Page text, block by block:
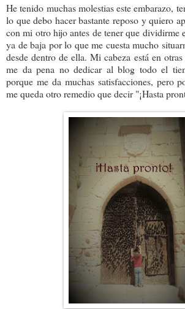
He tenido muchas molestias este embarazo,
lo que debo hacer bastante reposo y quiero
con mi otro hijo antes de tener que dividirme
ya de baja por lo que me cuesta mucho
desde dentro de ella. Mi cabeza está en
me da pena no dedicar al blog todo el
porque me da muchas satisfacciones, pero
me queda otro remedio que decir "¡Hasta